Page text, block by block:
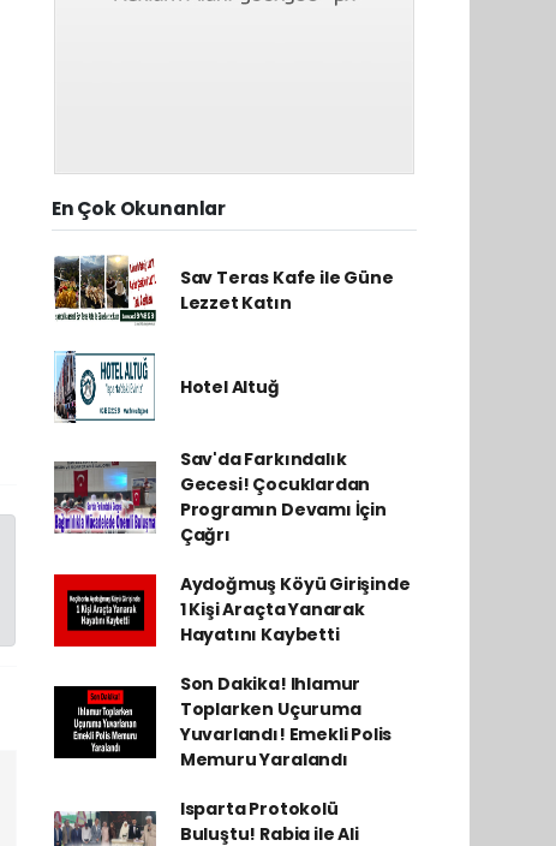
En Çok Okunanlar
Sav Teras Kafe ile Güne
Lezzet Katın
Hotel Altuğ
Sav'da Farkındalık
Gecesi! Çocuklardan
Programın Devamı İçin
Çağrı
Aydoğmuş Köyü Girişinde
1 Kişi Araçta Yanarak
Hayatını Kaybetti
Son Dakika! Ihlamur
Toplarken Uçuruma
Yuvarlandı! Emekli Polis
Memuru Yaralandı
Isparta Protokolü
Buluştu! Rabia ile Ali